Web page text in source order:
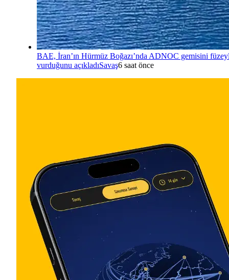
BAE, İran’ın Hürmüz Boğazı’nda ADNOC gemisini
vurduğunu açıkladıSavaş6 saat önce